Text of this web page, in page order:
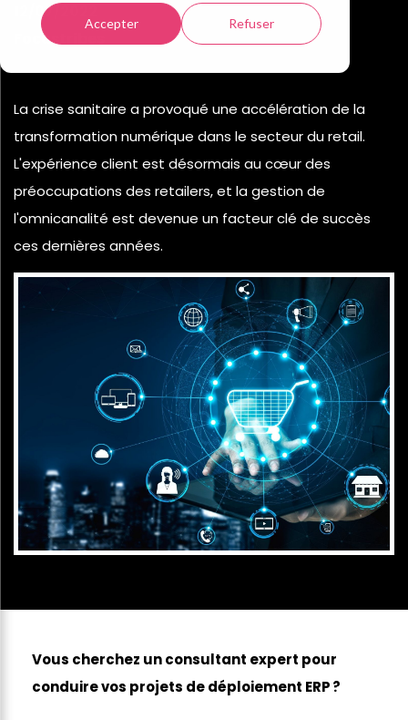
Accepter Refuser
12/07/2022
Focustribes
La crise sanitaire a provoqué une accélération de la
transformation numérique dans le secteur du retail.
L'expérience client est désormais au cœur des
préoccupations des retailers, et la gestion de
l'omnicanalité est devenue un facteur clé de succès
ces dernières années.
Vous cherchez un consultant expert pour
conduire vos projets de déploiement ERP ?